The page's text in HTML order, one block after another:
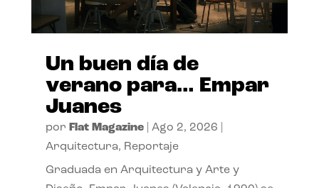
Un buen día de
verano para… Empar
Juanes
por Flat Magazine| Ago 2, 2026
Arquitectura, Reportaje
Graduada en Arquitectura y Arte y